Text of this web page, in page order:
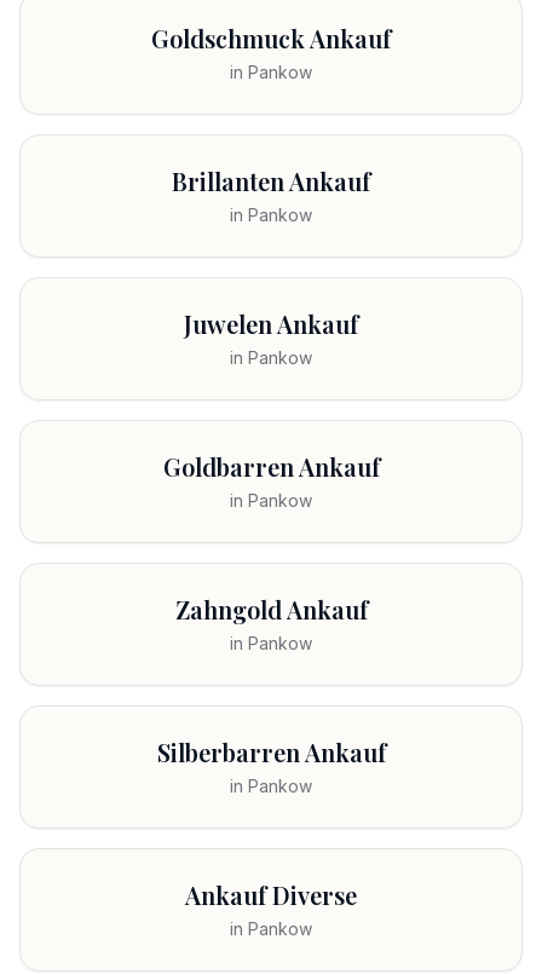
Goldschmuck Ankauf
in Pankow
Brillanten Ankauf
in Pankow
Juwelen Ankauf
in Pankow
Goldbarren Ankauf
in Pankow
Zahngold Ankauf
in Pankow
Silberbarren Ankauf
in Pankow
Ankauf Diverse
in Pankow